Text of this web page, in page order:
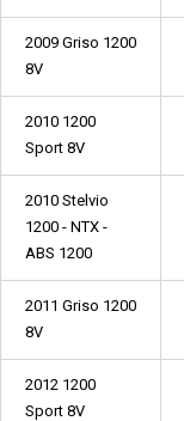
2009 Griso 1200
8V
2010 1200
Sport 8V
2010 Stelvio
1200 - NTX -
ABS 1200
2011 Griso 1200
8V
2012 1200
Sport 8V